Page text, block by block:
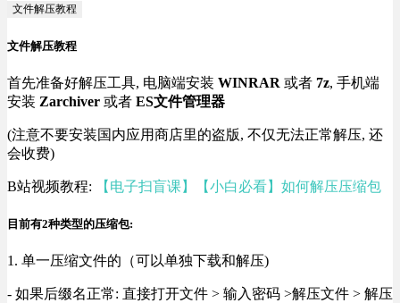
文件解压教程
文件解压教程
首先准备好解压工具, 电脑端安装 WINRAR 或者 7z, 手机端
安装 Zarchiver 或者 ES文件管理器
(注意不要安装国内应用商店里的盗版, 不仅无法正常解压, 还
会收费)
B站视频教程: 【电子扫盲课】【小白必看】如何解压压缩包
目前有2种类型的压缩包:
1. 单一压缩文件的（可以单独下载和解压)
- 如果后缀名正常: 直接打开文件 > 输入密码 >解压文件 > 解压